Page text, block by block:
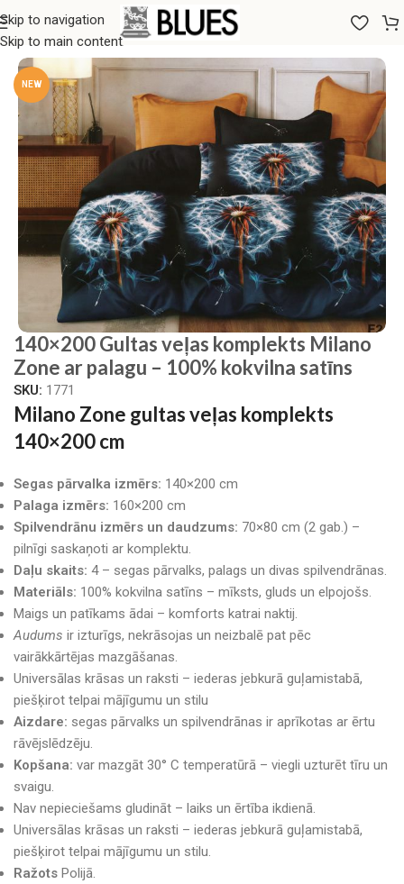
Skip to navigation
Skip to main content
Sākums/Gultas veļa/Milano Zone
NEW
140×200 Gultas veļas komplekts Milano
Zone ar palagu – 100% kokvilna satīns
SKU: 1771
Milano Zone gultas veļas komplekts
140×200 cm
Segas pārvalka izmērs: 140×200 cm
Palaga izmērs: 160×200 cm
Spilvendrānu izmērs un daudzums: 70×80 cm (2 gab.) –
pilnīgi saskaņoti ar komplektu.
Daļu skaits: 4 – segas pārvalks, palags un divas spilvendrānas.
Materiāls: 100% kokvilna satīns – mīksts, gluds un elpojošs.
Maigs un patīkams ādai – komforts katrai naktij.
Audums ir izturīgs, nekrāsojas un neizbalē pat pēc
vairākkārtējas mazgāšanas.
Universālas krāsas un raksti – iederas jebkurā guļamistabā,
piešķirot telpai mājīgumu un stilu
Aizdare: segas pārvalks un spilvendrānas ir aprīkotas ar ērtu
rāvējslēdzēju.
Kopšana: var mazgāt 30° C temperatūrā – viegli uzturēt tīru un
svaigu.
Nav nepieciešams gludināt – laiks un ērtība ikdienā.
Universālas krāsas un raksti – iederas jebkurā guļamistabā,
piešķirot telpai mājīgumu un stilu.
Ražots Polijā.